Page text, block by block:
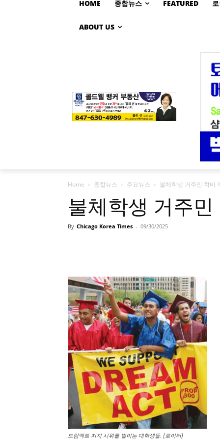
HOME 종합뉴스 FEATURED
ABOUT US
Home 종합뉴스 주요뉴스 불체학생 거주민 학비
불체학생 거주
By Chicago Korea Times - 09/30/2025
드림액트 지지 시위를 벌이는 대학생들. [로이터]